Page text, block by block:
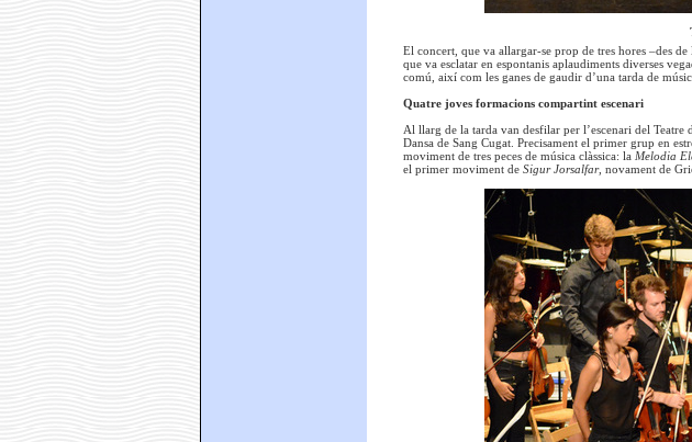
El concert, que va allargar-se prop de tres hores –des
que va esclatar en espontanis aplaudiments diverses
comú, així com les ganes de gaudir d’una tarda de
Quatre joves formacions compartint escenari
Al llarg de la tarda van desfilar per l’escenari del Teatre
Dansa de Sang Cugat. Precisament el primer grup en
moviment de tres peces de música clàssica: la Melodia
el primer moviment de Sigur Jorsalfar, novament de